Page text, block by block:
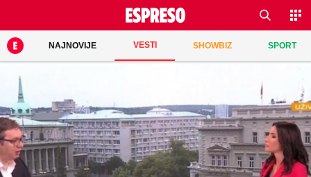
NAJNOVIJE VESTI SHOWBIZ SPORT